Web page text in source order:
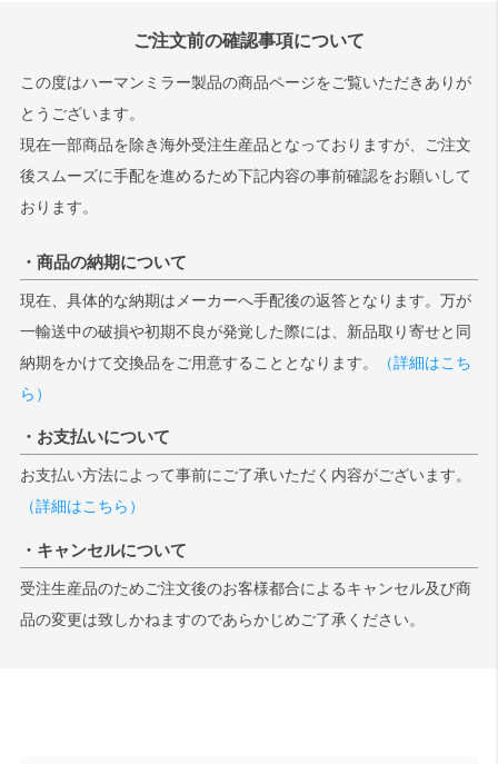
ご注文前の確認事項について
この度はハーマンミラー製品の商品ページをご覧いただきありが
とうございます。
現在一部商品を除き海外受注生産品となっておりますが、ご注文
後スムーズに手配を進めるため下記内容の事前確認をお願いして
おります。
・商品の納期について
現在、具体的な納期はメーカーへ手配後の返答となります。万が
一輸送中の破損や初期不良が発覚した際には、新品取り寄せと同
納期をかけて交換品をご用意することとなります。
（詳細はこち
ら）
・お支払いについて
お支払い方法によって事前にご了承いただく内容がございます。
（詳細はこちら）
・キャンセルについて
受注生産品のためご注文後のお客様都合によるキャンセル及び商
品の変更は致しかねますのであらかじめご了承ください。